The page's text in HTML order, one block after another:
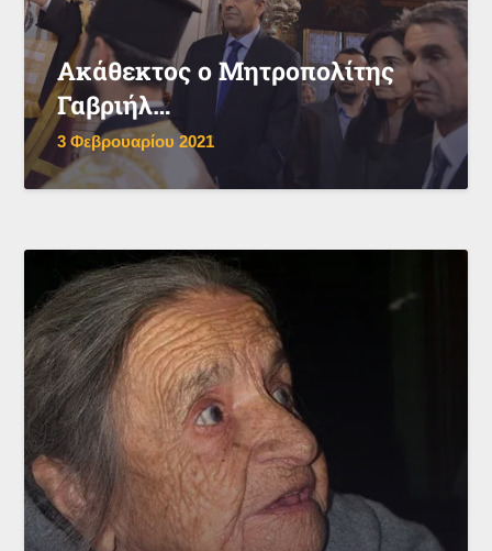
Ακάθεκτος ο Μητροπολίτης
Γαβριήλ…
3 Φεβρουαρίου 2021